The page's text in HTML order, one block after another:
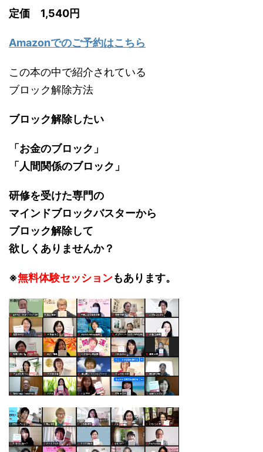
定価 1,540円
Amazonでのご予約はこちら
この本の中で紹介されている
ブロック解除方法
ブロック解除したい
「お金のブロック」
「人間関係のブロック」
研修を受けた専門の
マインドブロックバスターから
ブロック解除して
欲しくありませんか？
※無料体験セッションもあります。